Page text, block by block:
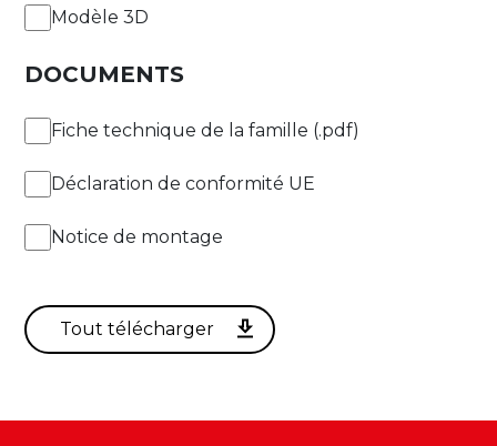
Température de couleur
3000 K
APPLIQUER DES FILTRES
Modèle 3D
DOCUMENTS
Fiche technique de la famille (.pdf)
Déclaration de conformité UE
Notice de montage